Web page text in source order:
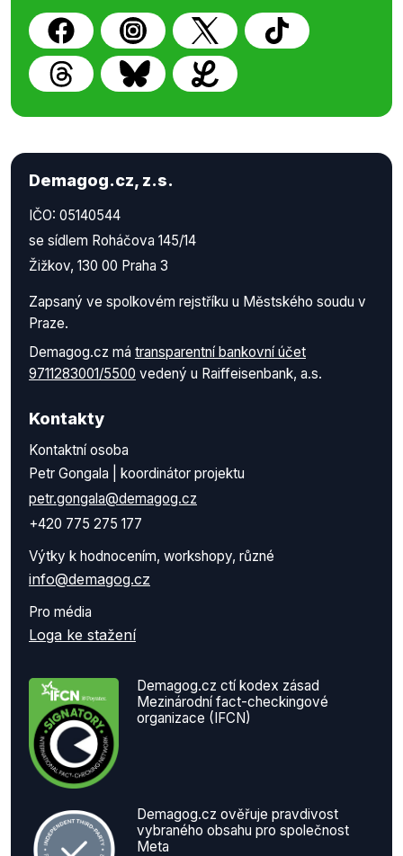
Demagog.cz, z.s.
IČO: 05140544
se sídlem Roháčova 145/14
Žižkov, 130 00 Praha 3
Zapsaný ve spolkovém rejstříku u Městského soudu v
Praze.
Demagog.cz má transparentní bankovní účet
9711283001/5500 vedený u Raiffeisenbank, a.s.
Kontakty
Kontaktní osoba
Petr Gongala | koordinátor projektu
petr.gongala@demagog.cz
+420 775 275 177
Výtky k hodnocením, workshopy, různé
info@demagog.cz
Pro média
Loga ke stažení
Demagog.cz ctí kodex zásad
Mezinárodní fact-checkingové
organizace (IFCN)
Demagog.cz ověřuje pravdivost
vybraného obsahu pro společnost
Meta